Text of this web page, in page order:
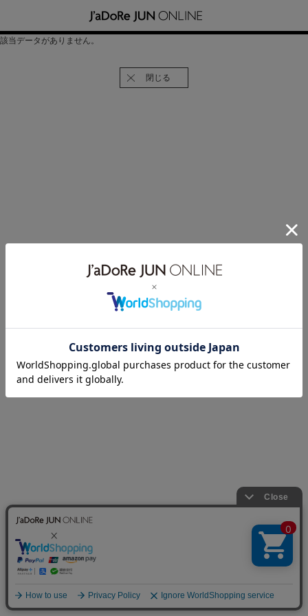
該当データがありません。
閉じる